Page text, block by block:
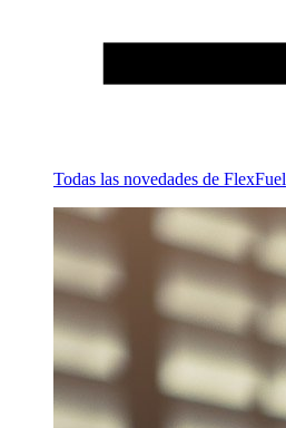
Todas las novedades de FlexFuel